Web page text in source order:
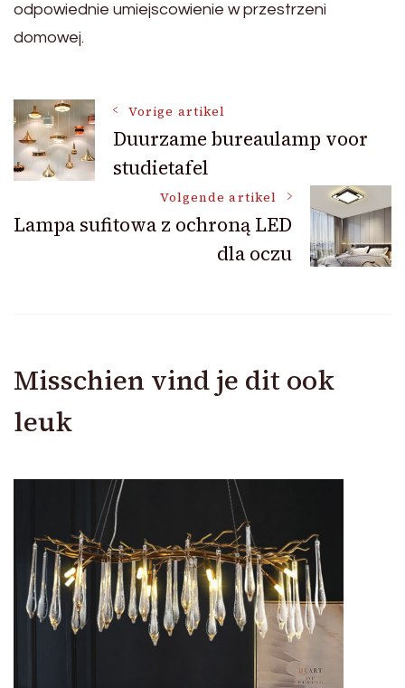
odpowiednie umiejscowienie w przestrzeni
domowej.
Bericht
navigatie
Vorige artikel
Duurzame bureaulamp voor
studietafel
Volgende artikel
Lampa sufitowa z ochroną LED
dla oczu
Misschien vind je dit ook
leuk